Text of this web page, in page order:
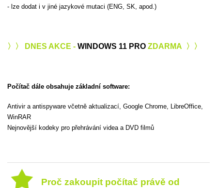
- lze dodat i v jiné jazykové mutaci (ENG, SK, apod.)
〉〉 DNES AKCE - WINDOWS 11 PRO ZDARMA 〉〉
Počítač dále obsahuje základní software:
Antivir a antispyware včetně aktualizací, Google Chrome, LibreOffice,
WinRAR
Nejnovější kodeky pro přehrávání videa a DVD filmů
Proč zakoupit počítač právě od